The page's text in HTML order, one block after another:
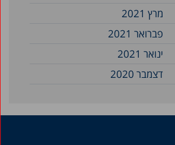
מרץ 2021
פברואר 2021
ינואר 2021
דצמבר 2020